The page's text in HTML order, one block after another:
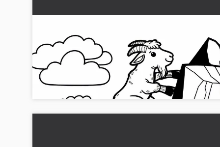
malebillede
Oplev den spændende eventyrverden af en ged på en
Hent det gratis farvelægningsbillede og begynd nu at
farvelægge....